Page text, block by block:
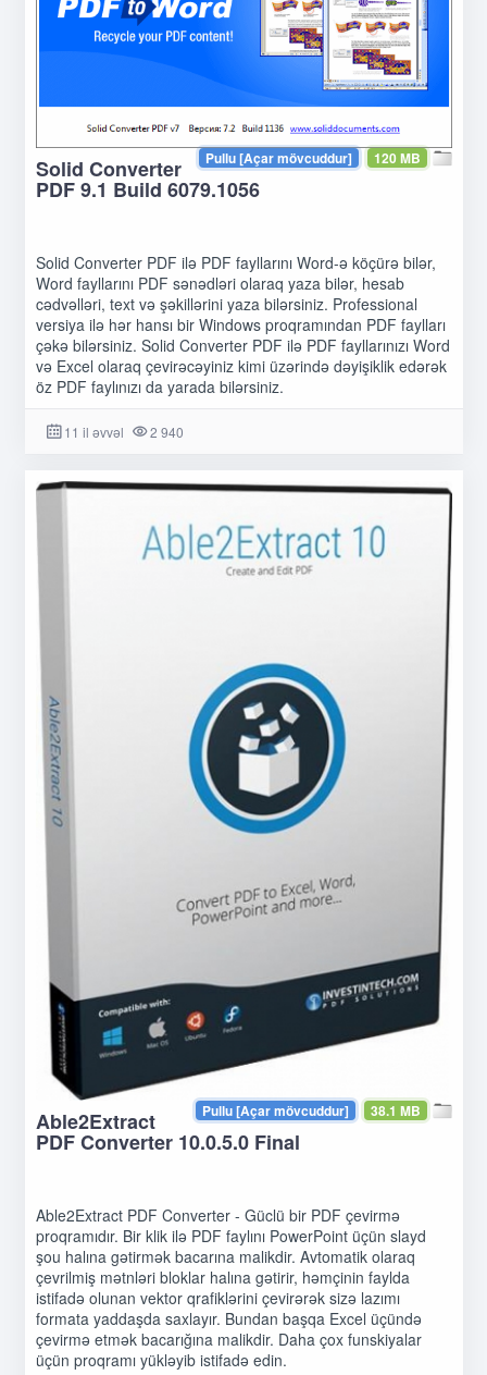
120 MB
Pullu [Açar mövcuddur]
Solid Converter
PDF 9.1 Build 6079.1056
Solid Converter PDF ilə PDF fayllarını Word-ə köçürə bilər,
Word fayllarını PDF sənədləri olaraq yaza bilər, hesab
cədvəlləri, text və şəkillərini yaza bilərsiniz. Professional
versiya ilə hər hansı bir Windows proqramından PDF faylları
çəkə bilərsiniz. Solid Converter PDF ilə PDF fayllarınızı Word
və Excel olaraq çevirəcəyiniz kimi üzərində dəyişiklik edərək
öz PDF faylınızı da yarada bilərsiniz.
11 il əvvəl 2 940
38.1 MB
Pullu [Açar mövcuddur]
Able2Extract
PDF Converter 10.0.5.0 Final
Able2Extract PDF Converter - Güclü bir PDF çevirmə
proqramıdır. Bir klik ilə PDF faylını PowerPoint üçün slayd
şou halına gətirmək bacarına malikdir. Avtomatik olaraq
çevrilmiş mətnləri bloklar halına gətirir, həmçinin faylda
istifadə olunan vektor qrafiklərini çevirərək sizə lazımı
formata yaddaşda saxlayır. Bundan başqa Excel üçündə
çevirmə etmək bacarığına malikdir. Daha çox funskiyalar
üçün proqramı yükləyib istifadə edin.